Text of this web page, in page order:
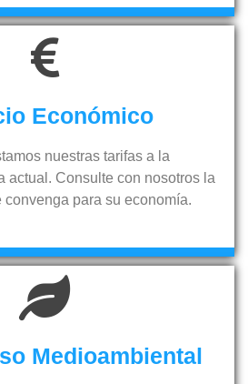
Económico
nuestras tarifas a la
actual. Consulte con nosotros la
para su economía.
Medioambiental